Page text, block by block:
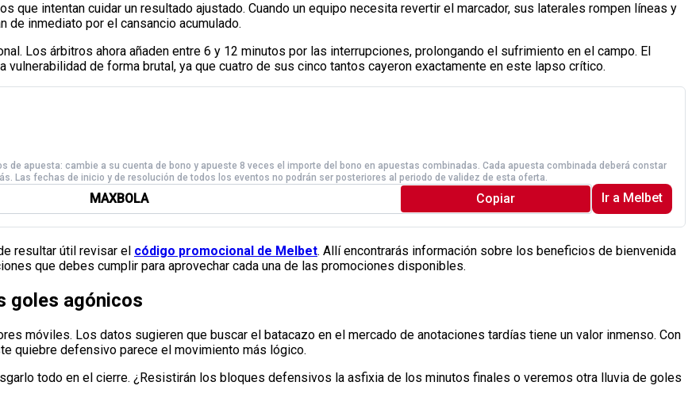
que intentan cuidar un resultado ajustado. Cuando un equipo necesita revertir el marcador, sus laterales rompen líneas y
inmediato por el cansancio acumulado.
Los árbitros ahora añaden entre 6 y 12 minutos por las interrupciones, prolongando el sufrimiento en el campo. El
vulnerabilidad de forma brutal, ya que cuatro de sus cinco tantos cayeron exactamente en este lapso crítico.
resultar útil revisar el código promocional de Melbet. Allí encontrarás información sobre los beneficios de bienvenida
que debes cumplir para aprovechar cada una de las promociones disponibles.
goles agónicos
móviles. Los datos sugieren que buscar el batacazo en el mercado de anotaciones tardías tiene un valor inmenso. Con
quiebre defensivo parece el movimiento más lógico.
todo en el cierre. ¿Resistirán los bloques defensivos la asfixia de los minutos finales o veremos otra lluvia de goles